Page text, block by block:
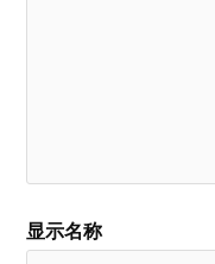
显示名称